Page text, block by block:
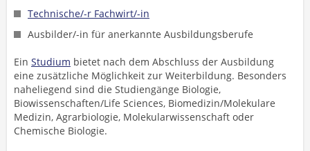
Technische/-r Fachwirt/-in
Ausbilder/-in für anerkannte Ausbildungsberufe
Ein Studium bietet nach dem Abschluss der Ausbildung
eine zusätzliche Möglichkeit zur Weiterbildung. Besonders
naheliegend sind die Studiengänge Biologie,
Biowissenschaften/Life Sciences, Biomedizin/Molekulare
Medizin, Agrarbiologie, Molekularwissenschaft oder
Chemische Biologie.